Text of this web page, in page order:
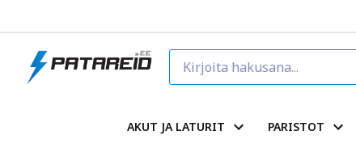
AKUT JA LATURIT PARISTOT